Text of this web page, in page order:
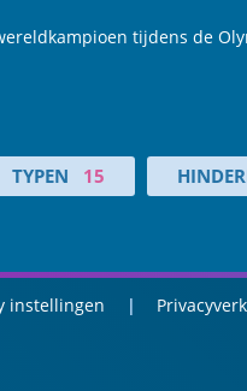
tijdens de
TYPEN 15
instellingen